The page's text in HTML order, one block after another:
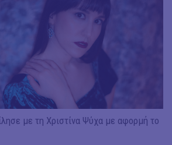
με τη Χριστίνα Ψύχα με αφορμή το